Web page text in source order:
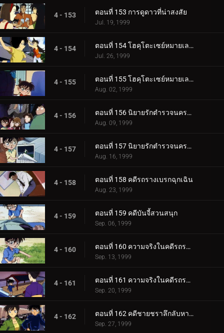
4 - 153 ตอนที่ 153 การดูดาวที่น่าสงสัย
Jul. 19, 1999
4 - 154 ตอนที่ 154 โฮคุโตะเซย์หมายเลข 3 ต้นทางอุเอโนะ (ตอนแรก)
Jul. 26, 1999
4 - 155 ตอนที่ 155 โฮคุโตะเซย์หมายเลข 3 ต้นทางอุเอโนะ (ตอนจบ)
Aug. 02, 1999
4 - 156 ตอนที่ 156 นิยายรักตำรวจนครบาล (ตอนแรก)
Aug. 09, 1999
4 - 157 ตอนที่ 157 นิยายรักตำรวจนครบาล (ตอนจบ)
Aug. 16, 1999
4 - 158 ตอนที่ 158 คดีรถรางเบรกฉุกเฉิน
Aug. 23, 1999
4 - 159 ตอนที่ 159 คดีบันจี้สวนสนุก
Sep. 06, 1999
4 - 160 ตอนที่ 160 ความจริงในคดีรถระเบิด (ตอนแรก)
Sep. 13, 1999
4 - 161 ตอนที่ 161 ความจริงในคดีรถระเบิด (ตอนจบ)
Sep. 20, 1999
4 - 162 ตอนที่ 162 คดีชายชราลึกลับหายตัว
Sep. 27, 1999